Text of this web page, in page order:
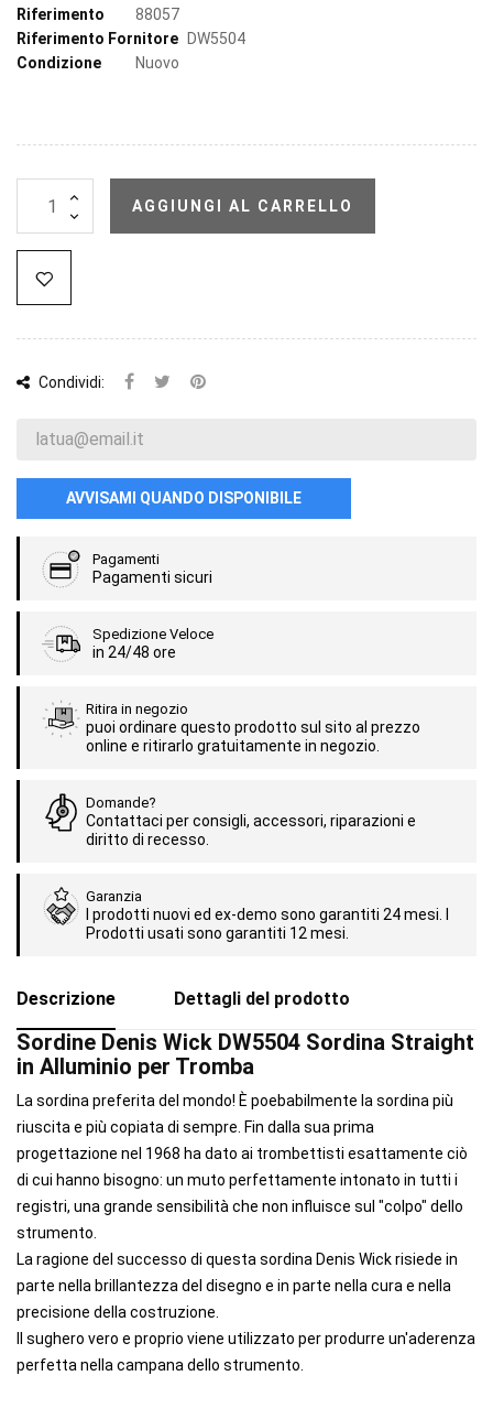
Riferimento
88057
Riferimento Fornitore
DW5504
Condizione
Nuovo
AGGIUNGI AL CARRELLO
Condividi:
AVVISAMI QUANDO DISPONIBILE
Pagamenti
Pagamenti sicuri
Spedizione Veloce
in 24/48 ore
Ritira in negozio
puoi ordinare questo prodotto sul sito al prezzo
online e ritirarlo gratuitamente in negozio.
Domande?
Contattaci per consigli, accessori, riparazioni e
diritto di recesso.
Garanzia
I prodotti nuovi ed ex-demo sono garantiti 24 mesi. I
Prodotti usati sono garantiti 12 mesi.
Descrizione Dettagli del prodotto
Sordine Denis Wick DW5504 Sordina Straight
in Alluminio per Tromba
La sordina preferita del mondo! È poebabilmente la sordina più
riuscita e più copiata di sempre. Fin dalla sua prima
progettazione nel 1968 ha dato ai trombettisti esattamente ciò
di cui hanno bisogno: un muto perfettamente intonato in tutti i
registri, una grande sensibilità che non influisce sul "colpo" dello
strumento.
La ragione del successo di questa sordina Denis Wick risiede in
parte nella brillantezza del disegno e in parte nella cura e nella
precisione della costruzione.
Il sughero vero e proprio viene utilizzato per produrre un'aderenza
perfetta nella campana dello strumento.